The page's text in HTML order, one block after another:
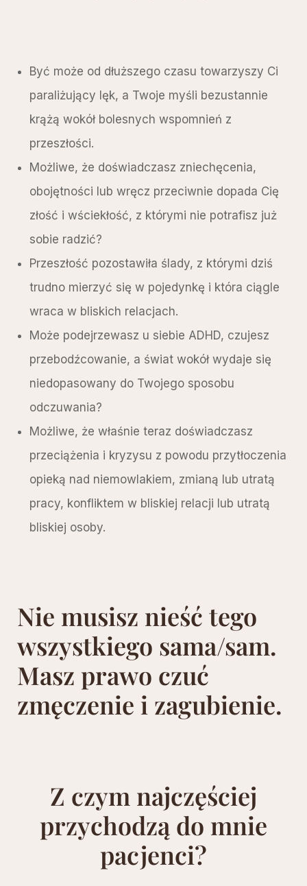
Być może od dłuższego czasu towarzyszy Ci
paraliżujący lęk, a Twoje myśli bezustannie
krążą wokół bolesnych wspomnień z
przeszłości.
Możliwe, że doświadczasz zniechęcenia,
obojętności lub wręcz przeciwnie dopada Cię
złość i wściekłość, z którymi nie potrafisz już
sobie radzić?
Przeszłość pozostawiła ślady, z którymi dziś
trudno mierzyć się w pojedynkę i która ciągle
wraca w bliskich relacjach.
Może podejrzewasz u siebie ADHD, czujesz
przebodźcowanie, a świat wokół wydaje się
niedopasowany do Twojego sposobu
odczuwania?
Możliwe, że właśnie teraz doświadczasz
przeciążenia i kryzysu z powodu przytłoczenia
opieką nad niemowlakiem, zmianą lub utratą
pracy, konfliktem w bliskiej relacji lub utratą
bliskiej osoby.
Nie musisz nieść tego
wszystkiego sama/sam.
Masz prawo czuć
zmęczenie i zagubienie.
Z czym najczęściej
przychodzą do mnie
pacjenci?